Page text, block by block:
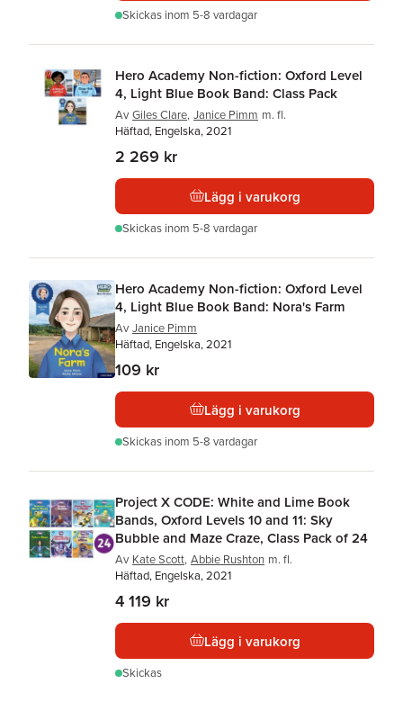
Skickas inom 5-8 vardagar
Hero Academy Non-fiction: Oxford Level
4, Light Blue Book Band: Class Pack
Av Giles Clare, Janice Pimm m. fl.
Häftad, Engelska, 2021
2 269 kr
Lägg i varukorg
Skickas inom 5-8 vardagar
Hero Academy Non-fiction: Oxford Level
4, Light Blue Book Band: Nora's Farm
Av Janice Pimm
Häftad, Engelska, 2021
109 kr
Lägg i varukorg
Skickas inom 5-8 vardagar
Project X CODE: White and Lime Book
Bands, Oxford Levels 10 and 11: Sky
Bubble and Maze Craze, Class Pack of 24
Av Kate Scott, Abbie Rushton m. fl.
Häftad, Engelska, 2021
4 119 kr
Lägg i varukorg
Skickas